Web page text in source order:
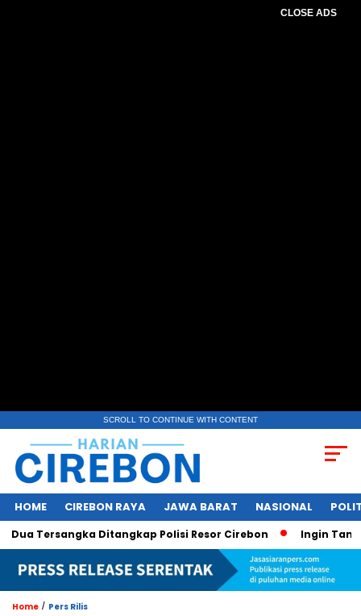
CLOSE ADS
SCROLL TO CONTINUE WITH CONTENT
HOME CIREBON RAYA JAWA BARAT NASIONAL
Tersangka Ditangkap Polisi Resor Cirebon Ingin Tampil
Home / Pers Rilis